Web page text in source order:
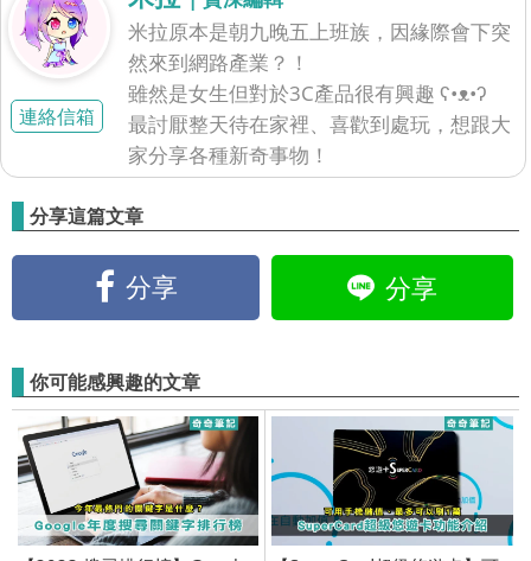
連絡信箱
米拉原本是朝九晚五上班族，因緣際會下突
然來到網路產業？！
雖然是女生但對於3C產品很有興趣 ʕ•ᴥ•ʔ
最討厭整天待在家裡、喜歡到處玩，想跟大
家分享各種新奇事物！
分享這篇文章
分享 分享
你可能感興趣的文章